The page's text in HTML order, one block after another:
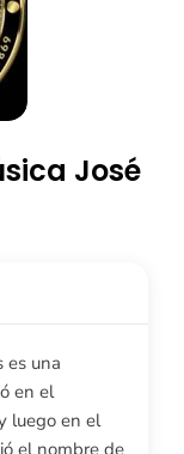
José
es una
en el
luego en el
el nombre de